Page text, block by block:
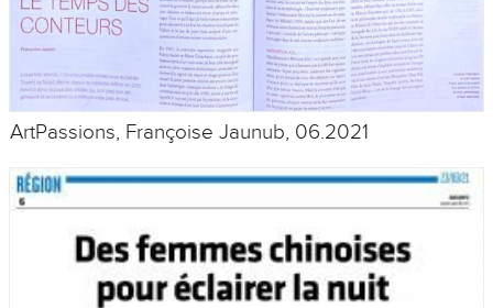
ArtPassions, Françoise Jaunub, 06.2021